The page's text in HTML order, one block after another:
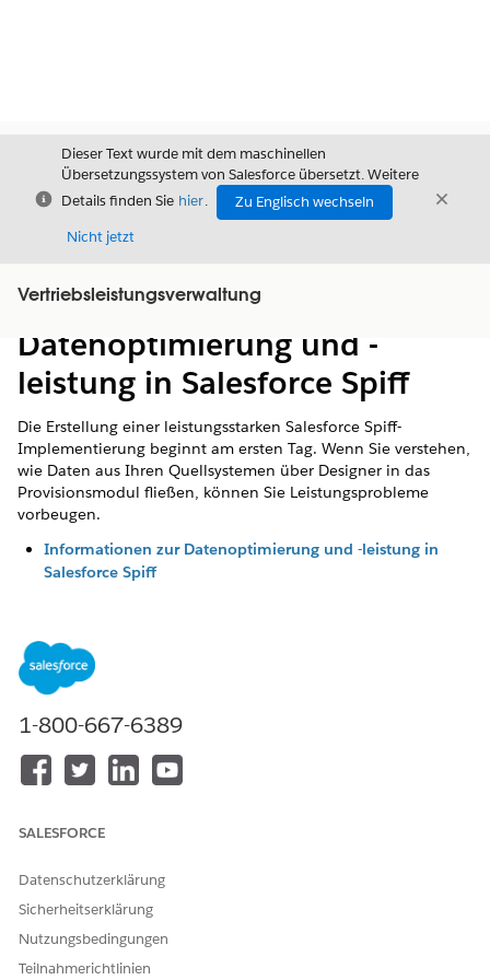
Schließen
Dieser Text wurde mit dem maschinellen
Übersetzungssystem von Salesforce übersetzt. Weitere
Details finden Sie hier.
Zu Englisch wechseln
Nicht jetzt
Vertriebsleistungsverwaltung
Inhalt anzeigen
Inhalt
Datenoptimierung und -
leistung in Salesforce Spiff
Die Erstellung einer leistungsstarken Salesforce Spiff-
Implementierung beginnt am ersten Tag. Wenn Sie verstehen,
wie Daten aus Ihren Quellsystemen über Designer in das
Provisionsmodul fließen, können Sie Leistungsprobleme
vorbeugen.
Informationen zur Datenoptimierung und -leistung in
Salesforce Spiff
die Sie während der Konfiguration treffen, sich direkt auf
die Leistung von Abrechnungen auswirken.
Optimieren der Datenfilterleistung in Salesforce Spiff
Gut strukturierte Datenfilter sind die effektivste
Salesforce Spiff zu verbessern. Wenden Sie Filter in der
richtigen Reihenfolge an, begrenzen Sie das
die das Provisionsmodul zu unnötiger Arbeit zwingen.
Verwenden der Kapselung in Salesforce Spiff-
Die Kapselung isoliert ein Segment einer
Provisionsberechnung in ein separates berechnetes Feld
mit Namen. Diese Technik reduziert den
1-800-667-6389
SALESFORCE
Datenschutzerklärung
Sicherheitserklärung
Nutzungsbedingungen
Teilnahmerichtlinien